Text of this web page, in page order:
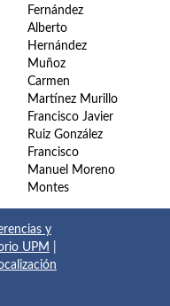
Fernández
Alberto
Hernández
Muñoz
Carmen
Martínez Murillo
Francisco Javier
Ruiz González
Francisco
Manuel Moreno
Montes
y
UPM